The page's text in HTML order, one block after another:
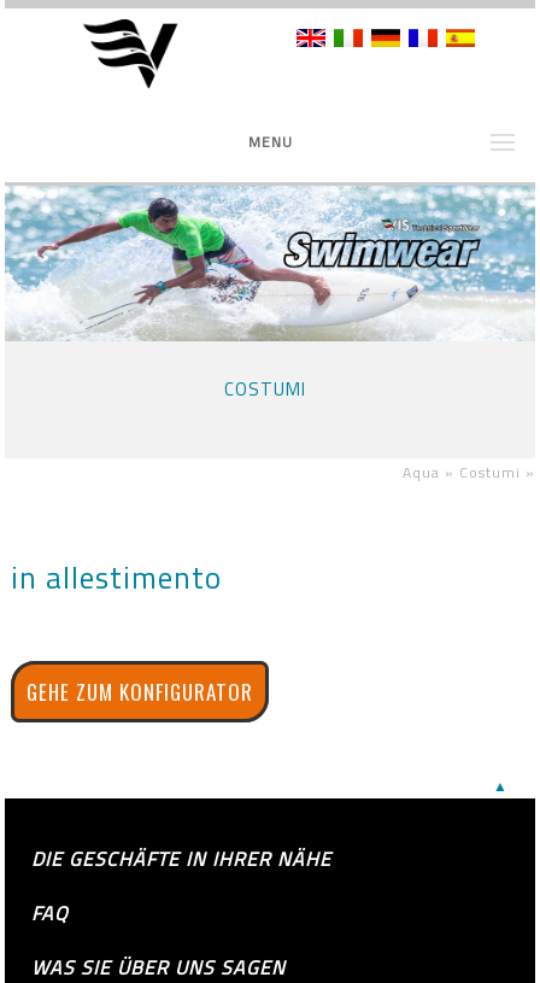
MENU
COSTUMI
Aqua » Costumi »
in allestimento
GEHE ZUM KONFIGURATOR
▲
DIE GESCHÄFTE IN IHRER NÄHE
FAQ
WAS SIE ÜBER UNS SAGEN